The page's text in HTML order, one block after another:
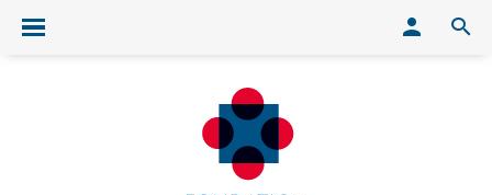
Ouvrir/fermer le menu